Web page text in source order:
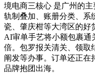
境电商三核心 是广州的主
轨制叠加、账册分类、系
瓷、肇庆柑等大湾区的好
AI审单手艺将小额包裹通
倍。包罗报关清关、领取
阐发等办事。订单还正在
品牌抱团出海。